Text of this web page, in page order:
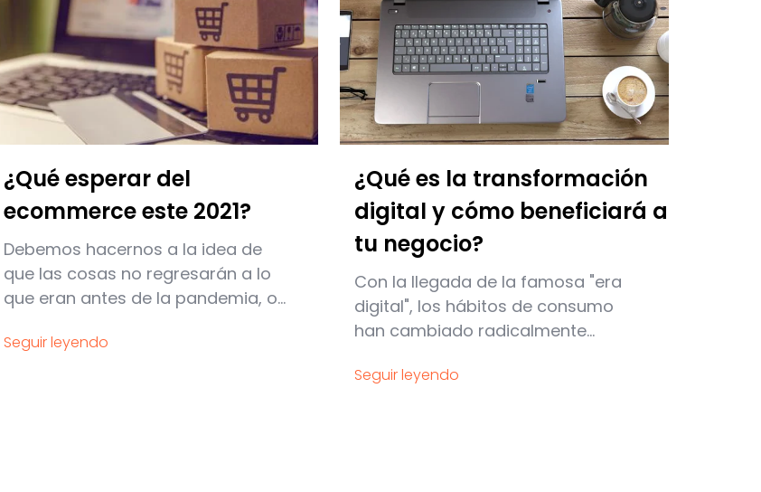
¿Qué esperar del
ecommerce este 2021?
Debemos hacernos a la idea de
que las cosas no regresarán a lo
que eran antes de la pandemia, o...
Seguir leyendo
¿Qué es la transformación
digital y cómo beneficiará a
tu negocio?
Con la llegada de la famosa "era
digital", los hábitos de consumo
han cambiado radicalmente...
Seguir leyendo